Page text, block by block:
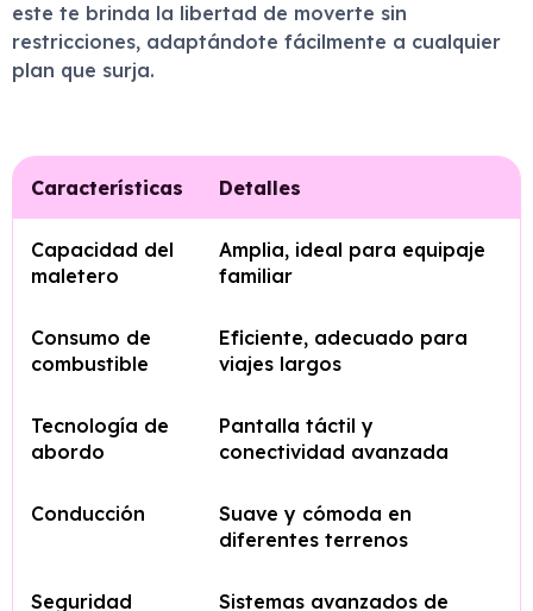
este te brinda la libertad de moverte sin
restricciones, adaptándote fácilmente a cualquier
plan que surja.
Características Detalles
Capacidad del
maletero
Amplia, ideal para equipaje
familiar
Consumo de
combustible
Eficiente, adecuado para
viajes largos
Tecnología de
abordo
Pantalla táctil y
conectividad avanzada
Conducción
Suave y cómoda en
diferentes terrenos
Seguridad Sistemas avanzados de